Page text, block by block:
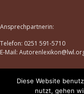
Ansprechpartnerin:
Telefon: 0251 591-5710
E-Mail:
Datenschutz |Impressum
Diese Website
nutzt, gehen